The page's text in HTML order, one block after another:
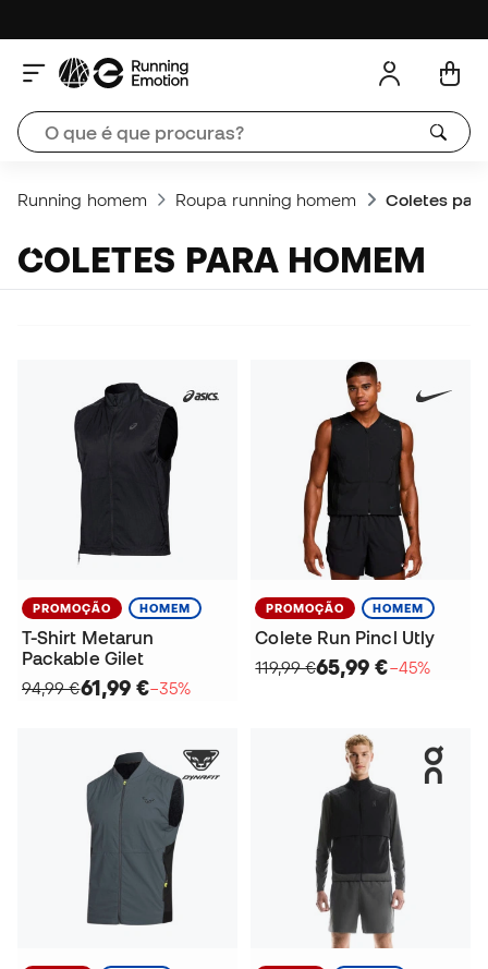
Running homem Roupa running homem Coletes
COLETES PARA HOMEM
PROMOÇÃO HOMEM
T-Shirt Metarun
Packable Gilet
94,99 €61,99 €−35%
PROMOÇÃO HOMEM
Colete Run Pincl Utly
119,99 €65,99 €−45%